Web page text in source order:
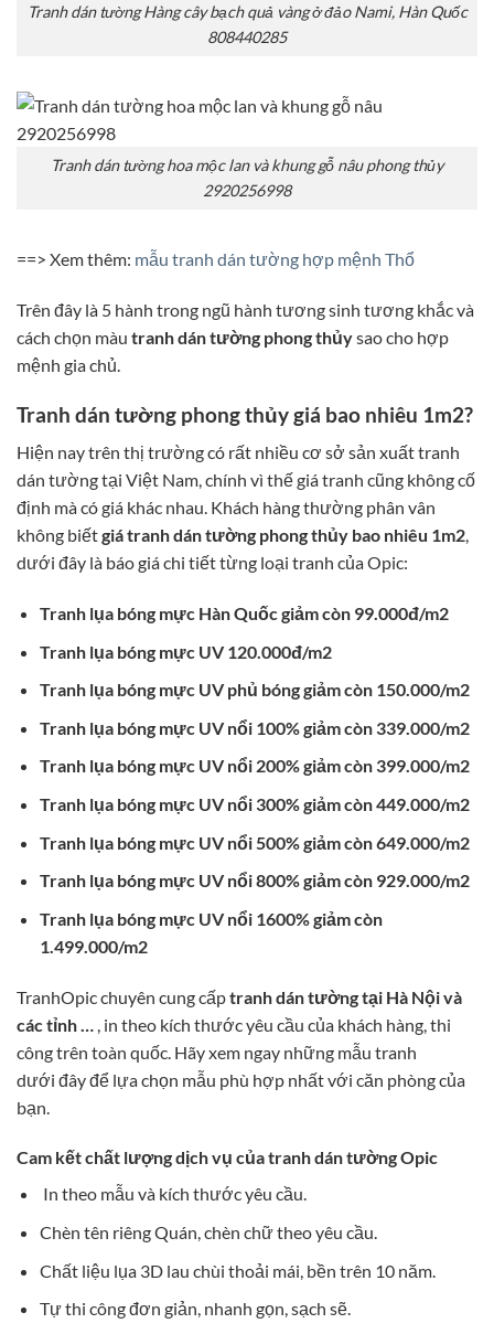
Tranh dán tường Hàng cây bạch quả vàng ở đảo Nami, Hàn Quốc
808440285
Tranh dán tường hoa mộc lan và khung gỗ nâu phong thủy
2920256998
==> Xem thêm: mẫu tranh dán tường hợp mệnh Thổ
Trên đây là 5 hành trong ngũ hành tương sinh tương khắc và
cách chọn màu tranh dán tường phong thủysao cho hợp
mệnh gia chủ.
Tranh dán tường phong thủy giá bao nhiêu 1m2?
Hiện nay trên thị trường có rất nhiều cơ sở sản xuất tranh
dán tường tại Việt Nam, chính vì thế giá tranh cũng không cố
định mà có giá khác nhau. Khách hàng thường phân vân
không biếtgiá tranh dán tường phong thủy bao nhiêu 1m2,
dưới đây là báo giá chi tiết từng loại tranh của Opic:
Tranh lụa bóng mực Hàn Quốc giảm còn 99.000đ/m2
Tranh lụa bóng mực UV 120.000đ/m2
Tranh lụa bóng mực UV phủ bóng giảm còn 150.000/m2
Tranh lụa bóng mực UV nổi 100% giảm còn 339.000/m2
Tranh lụa bóng mực UV nổi 200% giảm còn 399.000/m2
Tranh lụa bóng mực UV nổi 300% giảm còn 449.000/m2
Tranh lụa bóng mực UV nổi 500% giảm còn 649.000/m2
Tranh lụa bóng mực UV nổi 800% giảm còn 929.000/m2
Tranh lụa bóng mực UV nổi 1600% giảm còn
1.499.000/m2
TranhOpic chuyên cung cấptranh dán tường tại Hà Nội và
các tỉnh …
, in theo kích thước yêu cầu của khách hàng, thi
công trên toàn quốc. Hãy xem ngay những mẫu tranh
dưới đây để lựa chọn mẫu phù hợp nhất với căn phòng của
bạn.
Cam kết chất lượng dịch vụ của tranh dán tường Opic
In theo mẫu và kích thước yêu cầu.
Chèn tên riêng Quán, chèn chữ theo yêu cầu.
Chất liệu lụa 3D lau chùi thoải mái, bền trên 10 năm.
Tự thi công đơn giản, nhanh gọn, sạch sẽ.